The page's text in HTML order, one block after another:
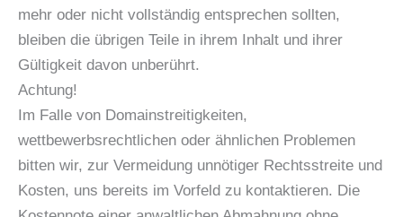
mehr oder nicht vollständig entsprechen sollten,
bleiben die übrigen Teile in ihrem Inhalt und ihrer
Gültigkeit davon unberührt.
Achtung!
Im Falle von Domainstreitigkeiten,
wettbewerbsrechtlichen oder ähnlichen Problemen
bitten wir, zur Vermeidung unnötiger Rechtsstreite und
Kosten, uns bereits im Vorfeld zu kontaktieren. Die